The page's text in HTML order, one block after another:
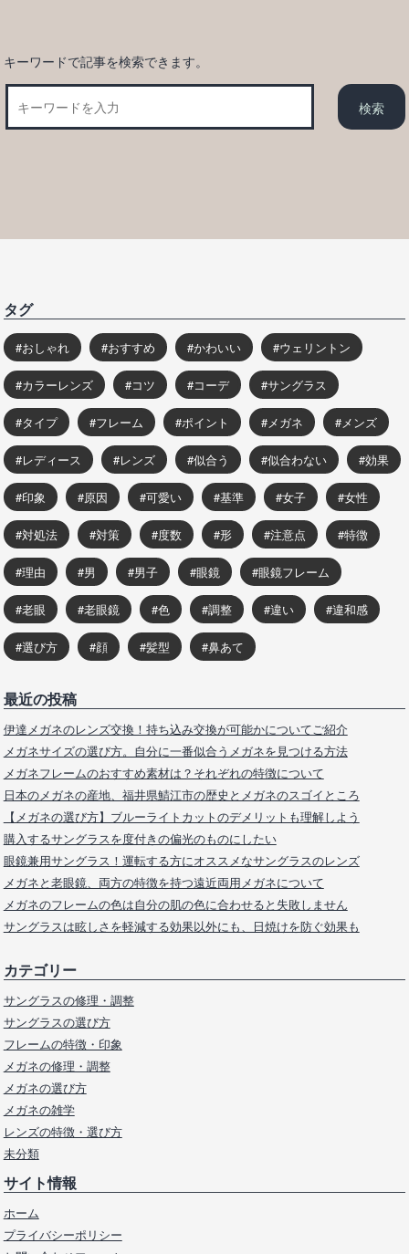
キーワードで記事を検索できます。
タグ
おしゃれ おすすめ かわいい ウェリントン
カラーレンズ コツ コーデ サングラス
タイプ フレーム ポイント メガネ メンズ
レディース レンズ 似合う 似合わない 効果
印象 原因 可愛い 基準 女子 女性
対処法 対策 度数 形 注意点 特徴
理由 男 男子 眼鏡 眼鏡フレーム
老眼 老眼鏡 色 調整 違い 違和感
選び方 顔 髪型 鼻あて
最近の投稿
伊達メガネのレンズ交換！持ち込み交換が可能かについてご紹介
メガネサイズの選び方。自分に一番似合うメガネを見つける方法
メガネフレームのおすすめ素材は？それぞれの特徴について
日本のメガネの産地、福井県鯖江市の歴史とメガネのスゴイところ
【メガネの選び方】ブルーライトカットのデメリットも理解しよう
購入するサングラスを度付きの偏光のものにしたい
眼鏡兼用サングラス！運転する方にオススメなサングラスのレンズ
メガネと老眼鏡、両方の特徴を持つ遠近両用メガネについて
メガネのフレームの色は自分の肌の色に合わせると失敗しません
サングラスは眩しさを軽減する効果以外にも、日焼けを防ぐ効果も
カテゴリー
サングラスの修理・調整
サングラスの選び方
フレームの特徴・印象
メガネの修理・調整
メガネの選び方
メガネの雑学
レンズの特徴・選び方
未分類
サイト情報
ホーム
プライバシーポリシー